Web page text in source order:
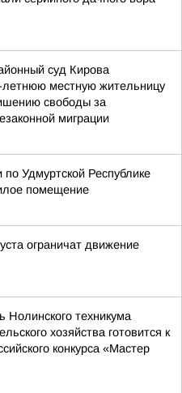
суд Кирова
летнюю местную жительницу
свободы за
миграции
Удмуртской Республике
помещение
ограничат движение
Нолинского техникума
хозяйства готовится к
конкурса «Мастер